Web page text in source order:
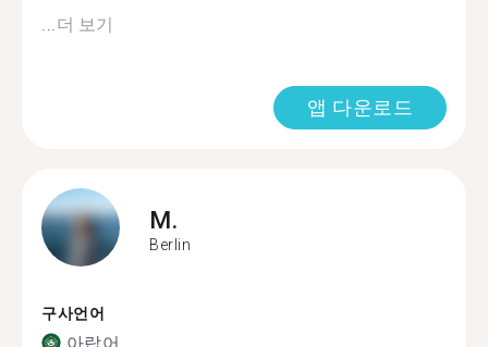
...더 보기
앱 다운로드
M.
Berlin
구사언어
아랍어